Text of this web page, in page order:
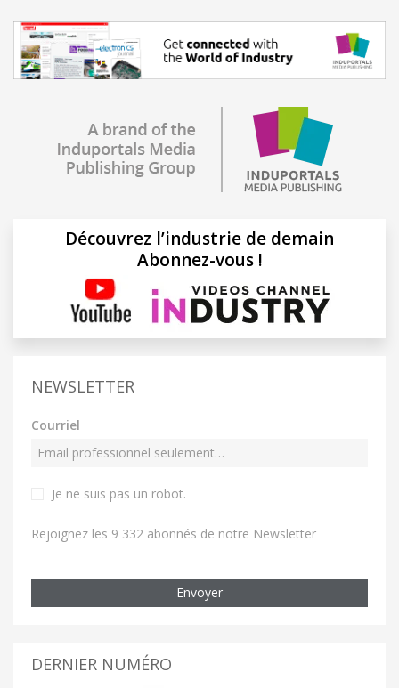
Découvrez l’industrie de demain
Abonnez-vous !
NEWSLETTER
Courriel
Je ne suis pas un robot.
Rejoignez les 9 332 abonnés de notre Newsletter
Envoyer
DERNIER NUMÉRO